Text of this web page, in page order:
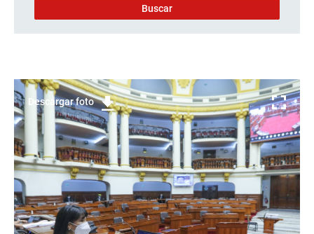
Descargar foto